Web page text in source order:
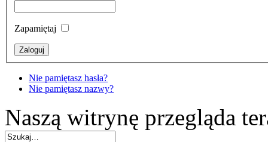
Zapamiętaj
Nie pamiętasz hasła?
Nie pamiętasz nazwy?
Naszą witrynę przegląda